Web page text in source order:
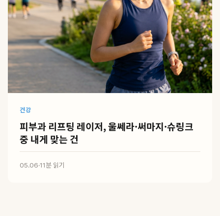
건강
피부과 리프팅 레이저, 울쎄라·써마지·슈링크
중 내게 맞는 건
05.06·11분 읽기